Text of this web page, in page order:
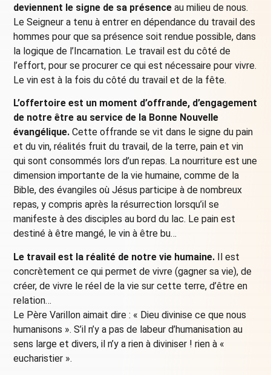
deviennent le signe de sa présence au milieu de nous.
Le Seigneur a tenu à entrer en dépendance du travail des
hommes pour que sa présence soit rendue possible, dans
la logique de l’Incarnation. Le travail est du côté de
l’effort, pour se procurer ce qui est nécessaire pour vivre.
Le vin est à la fois du côté du travail et de la fête.
L’offertoire est un moment d’offrande, d’engagement
de notre être au service de la Bonne Nouvelle
évangélique. Cette offrande se vit dans le signe du pain
et du vin, réalités fruit du travail, de la terre, pain et vin
qui sont consommés lors d’un repas. La nourriture est une
dimension importante de la vie humaine, comme de la
Bible, des évangiles où Jésus participe à de nombreux
repas, y compris après la résurrection lorsqu’il se
manifeste à des disciples au bord du lac. Le pain est
destiné à être mangé, le vin à être bu…
Le travail est la réalité de notre vie humaine. Il est
concrètement ce qui permet de vivre (gagner sa vie), de
créer, de vivre le réel de la vie sur cette terre, d’être en
relation…
Le Père Varillon aimait dire : « Dieu divinise ce que nous
humanisons ». S’il n’y a pas de labeur d’humanisation au
sens large et divers, il n’y a rien à diviniser ! rien à «
eucharistier ».